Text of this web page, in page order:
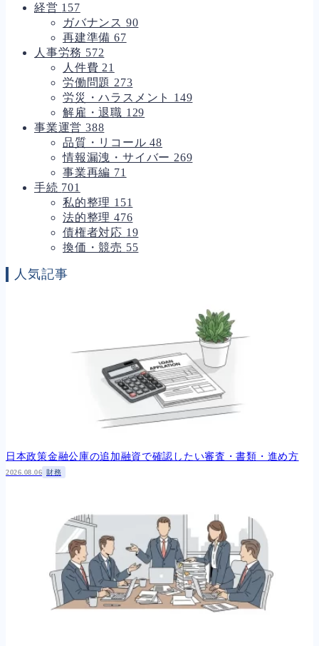
経営 157
ガバナンス 90
再建準備 67
人事労務 572
人件費 21
労働問題 273
労災・ハラスメント 149
解雇・退職 129
事業運営 388
品質・リコール48
情報漏洩・サイバー 269
事業再編 71
手続 701
私的整理 151
法的整理 476
債権者対応 19
換価・競売 55
人気記事
日本政策金融公庫の追加融資で確認したい審査・書類・進め方
2026.08.06 財務